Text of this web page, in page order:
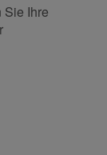
Sie Ihre